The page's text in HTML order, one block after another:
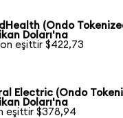
(Ondo
Doları'na
eşittir $422,73
Electric (Ondo
Doları'na
eşittir $378,94